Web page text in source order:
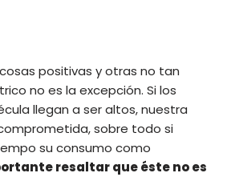
positivas y otras no tan
no es la excepción. Si los
llegan a ser altos, nuestra
sobre todo si
su consumo como
resaltar que éste no es